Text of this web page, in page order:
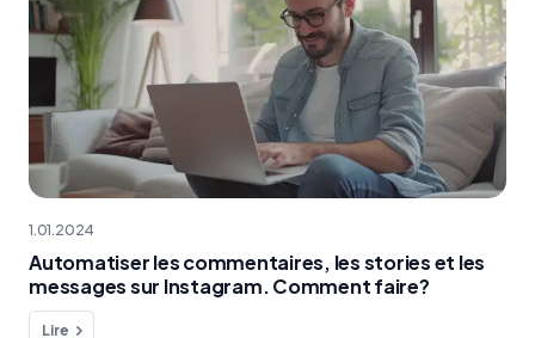
1.01.2024
Automatiser les commentaires, les stories et les
messages sur Instagram. Comment faire?
Lire